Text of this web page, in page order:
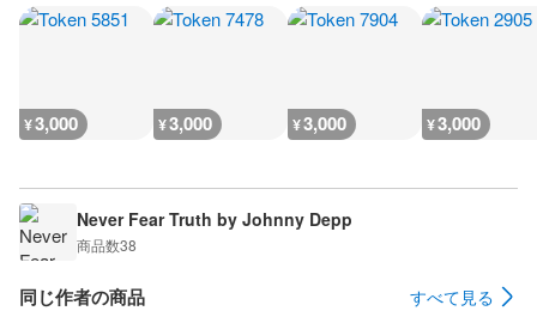
¥3,000 ¥3,000 ¥3,000 ¥3,000
Never Fear Truth by Johnny Depp
商品数38
同じ作者の商品 すべて見る